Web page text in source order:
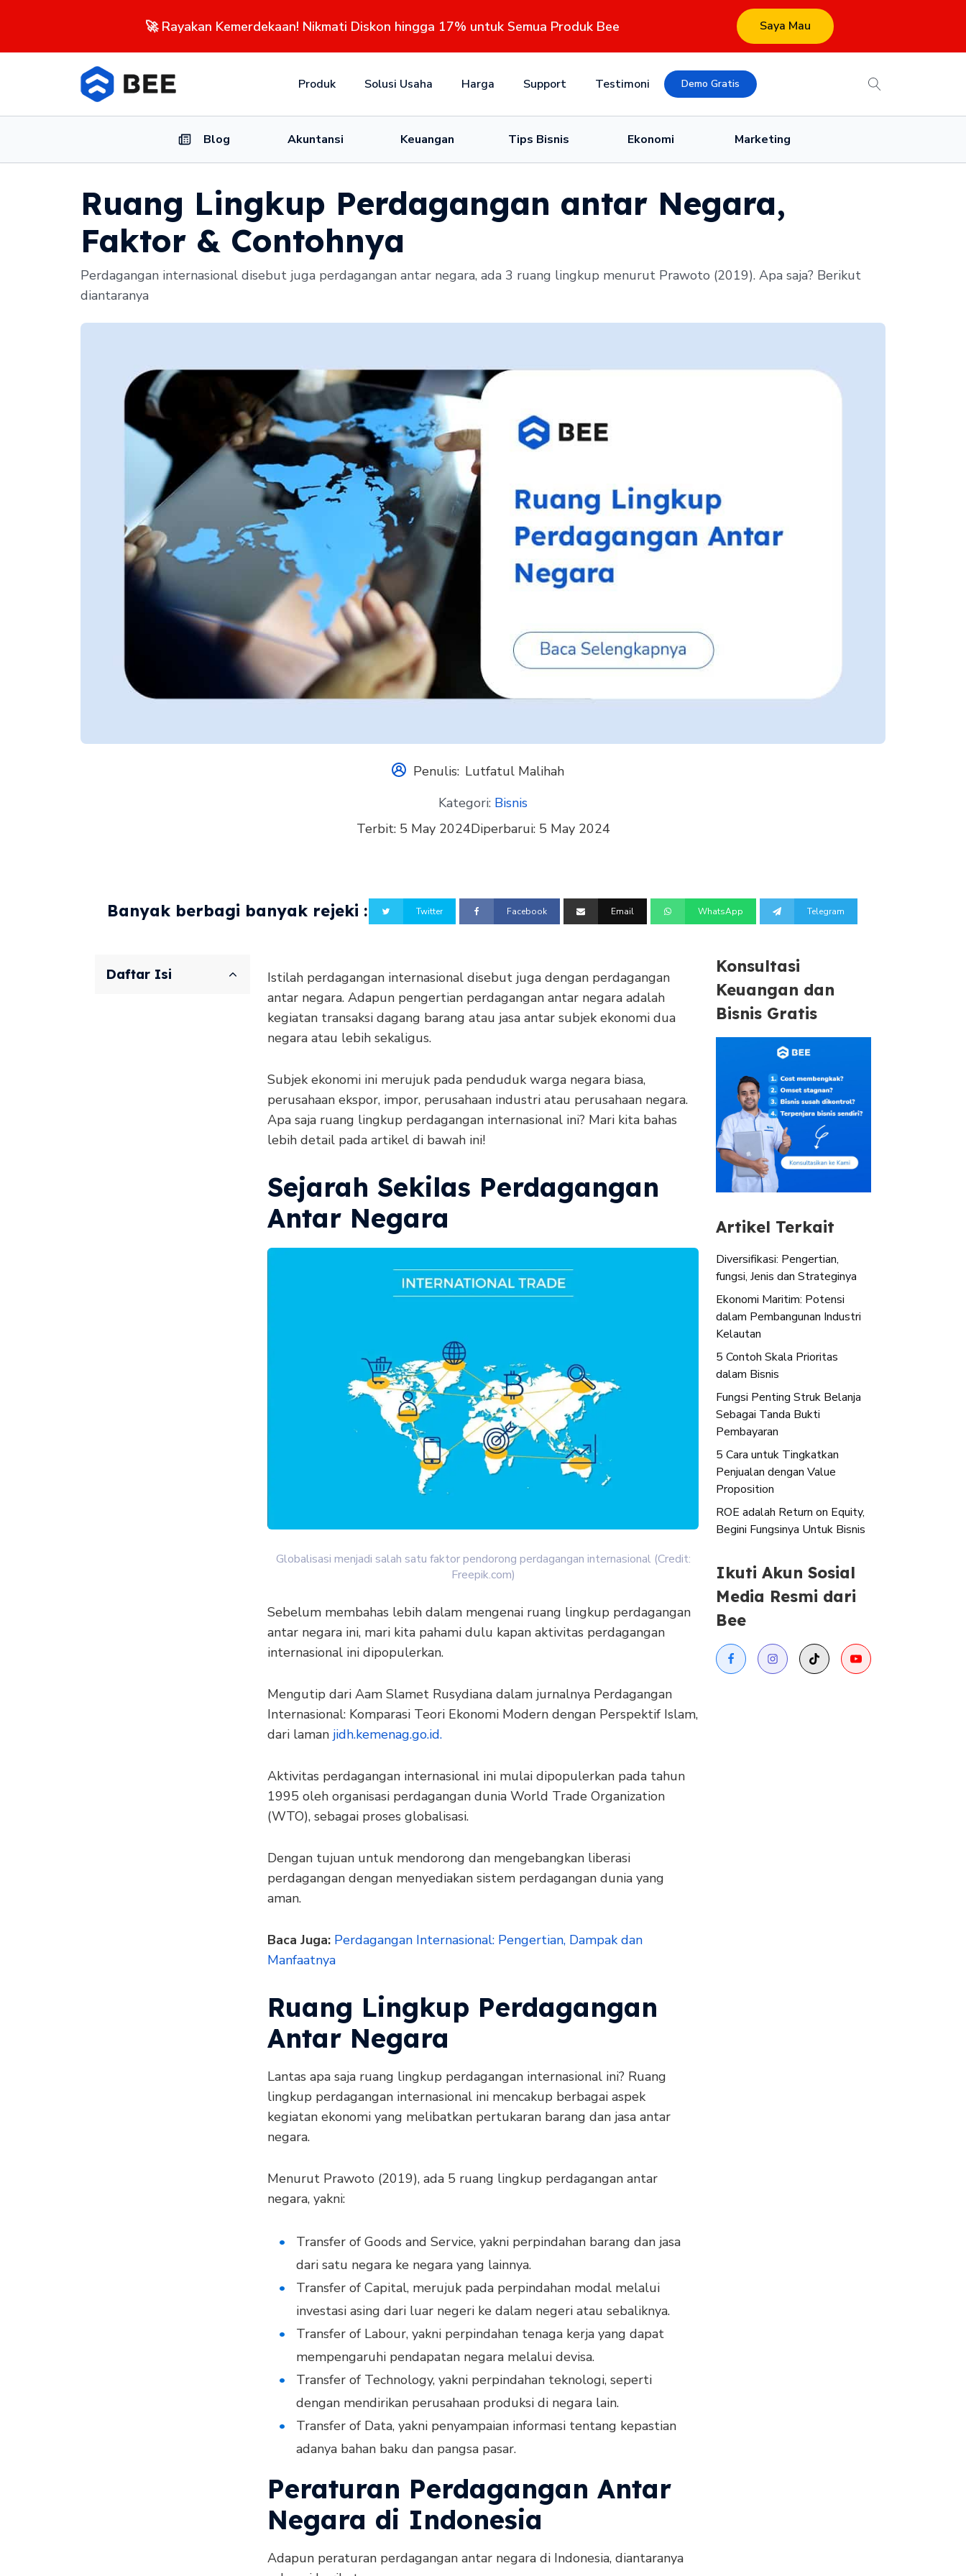
🚀 Rayakan Kemerdekaan! Nikmati Diskon hingga 17% untuk Semua Produk Bee Saya Mau
Produk Solusi Usaha Harga Support Testimoni Demo Gratis
Blog Akuntansi Keuangan Tips Bisnis Ekonomi Marketing
Ruang Lingkup Perdagangan antar Negara,
Faktor & Contohnya
Perdagangan internasional disebut juga perdagangan antar negara, ada 3 ruang lingkup menurut Prawoto (2019). Apa saja? Berikut
diantaranya
Penulis: Lutfatul Malihah
Kategori: Bisnis
Terbit: 5 May 2024Diperbarui: 5 May 2024
Banyak berbagi banyak rejeki : Twitter Facebook Email WhatsApp Telegram
Daftar Isi
Istilah perdagangan internasional disebut juga dengan perdagangan
antar negara. Adapun pengertian perdagangan antar negara adalah
kegiatan transaksi dagang barang atau jasa antar subjek ekonomi dua
negara atau lebih sekaligus.
Subjek ekonomi ini merujuk pada penduduk warga negara biasa,
perusahaan ekspor, impor, perusahaan industri atau perusahaan negara.
Apa saja ruang lingkup perdagangan internasional ini? Mari kita bahas
lebih detail pada artikel di bawah ini!
Sejarah Sekilas Perdagangan
Antar Negara
Globalisasi menjadi salah satu faktor pendorong perdagangan internasional (Credit:
Freepik.com)
Sebelum membahas lebih dalam mengenai ruang lingkup perdagangan
antar negara ini, mari kita pahami dulu kapan aktivitas perdagangan
internasional ini dipopulerkan.
Mengutip dari Aam Slamet Rusydiana dalam jurnalnya Perdagangan
Internasional: Komparasi Teori Ekonomi Modern dengan Perspektif Islam,
dari laman jidh.kemenag.go.id.
Aktivitas perdagangan internasional ini mulai dipopulerkan pada tahun
1995 oleh organisasi perdagangan dunia World Trade Organization
(WTO), sebagai proses globalisasi.
Dengan tujuan untuk mendorong dan mengebangkan liberasi
perdagangan dengan menyediakan sistem perdagangan dunia yang
aman.
Baca Juga: Perdagangan Internasional: Pengertian, Dampak dan
Manfaatnya
Ruang Lingkup Perdagangan
Antar Negara
Lantas apa saja ruang lingkup perdagangan internasional ini? Ruang
lingkup perdagangan internasional ini mencakup berbagai aspek
kegiatan ekonomi yang melibatkan pertukaran barang dan jasa antar
negara.
Menurut Prawoto (2019), ada 5 ruang lingkup perdagangan antar
negara, yakni:
Transfer of Goods and Service, yakni perpindahan barang dan jasa
dari satu negara ke negara yang lainnya.
Transfer of Capital, merujuk pada perpindahan modal melalui
investasi asing dari luar negeri ke dalam negeri atau sebaliknya.
Transfer of Labour, yakni perpindahan tenaga kerja yang dapat
mempengaruhi pendapatan negara melalui devisa.
Transfer of Technology, yakni perpindahan teknologi, seperti
dengan mendirikan perusahaan produksi di negara lain.
Transfer of Data, yakni penyampaian informasi tentang kepastian
adanya bahan baku dan pangsa pasar.
Peraturan Perdagangan Antar
Negara di Indonesia
Adapun peraturan perdagangan antar negara di Indonesia, diantaranya
Konsultasi
Keuangan dan
Bisnis Gratis
Artikel Terkait
Diversifikasi: Pengertian,
fungsi, Jenis dan Strateginya
Ekonomi Maritim: Potensi
dalam Pembangunan Industri
Kelautan
5 Contoh Skala Prioritas
dalam Bisnis
Fungsi Penting Struk Belanja
Sebagai Tanda Bukti
Pembayaran
5 Cara untuk Tingkatkan
Penjualan dengan Value
Proposition
ROE adalah Return on Equity,
Begini Fungsinya Untuk Bisnis
Ikuti Akun Sosial
Media Resmi dari
Bee